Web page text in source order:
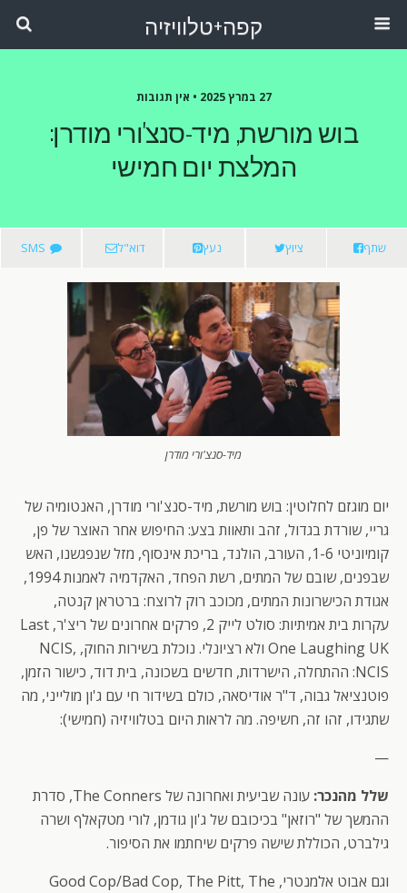
קפה+טלוויזיה
27 במרץ 2025 • אין תגובות
בוש מורשת, מיד-סנצ'ורי מודרן:
המלצת יום חמישי
שתף ציוץ נעץ דוא"ל SMS
מיד-סנצ'ורי מודרן
יום מוגזם לחלוטין: בוש מורשת, מיד-סנצ'ורי מודרן, האנטומיה של
גריי, שורדת בגדול, זהב ותאוות בצע: החיפוש אחר האוצר של פן,
קומיוניטי 1-6, העורב, הולנד, בריכת אינסוף, מזל שנפגשנו, האש
שבפנים, שובם של המתים, רשת הפחד, האקדמיה לאמנות 1994,
אגודת הכישרונות המתים, מכוכב רוק לרוצח: ברטראן קנטה,
עקרות בית אמיתיות: סולט לייק 2, פרקים אחרונים של ריצ'ר, Last
One Laughing UK ולא רציונלי. נוכלת בשירות החוק, NCIS,
NCIS: ההתחלה, הישרדות, חדשים בשכונה, בית דוד, כישור הזמן,
פוטנציאל גבוה, ד"ר אודיסאה, כולם בשידור חי עם ג'ון מולייני, מה
שתגידו, זהו זה, חשיפה. מה לראות היום בטלוויזיה (חמישי):
—
שלל מהנכר:
עונה שביעית ואחרונה של The Conners, סדרת
ההמשך של "רוזאן" בכיכובם של ג'ון גודמן, לורי מטקאלף ושרה
גילברט, הכוללת שישה פרקים שיחתמו את הסיפור.
וגם אבוט אלמנטרי, Good Cop/Bad Cop, The Pitt, The